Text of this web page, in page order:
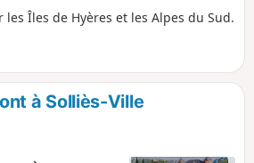
Îles de Hyères et les Alpes du Sud.
à Solliès-Ville